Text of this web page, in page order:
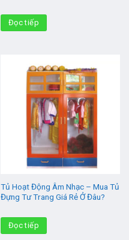
Đọc tiếp
Tủ Hoạt Động Âm Nhạc – Mua Tủ
Đựng Tư Trang Giá Rẻ Ở Đâu?
Đọc tiếp